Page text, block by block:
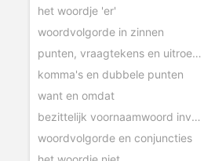
het woordje 'er'
woordvolgorde in zinnen
punten, vraagtekens en uitroeptekens
komma's en dubbele punten
want en omdat
bezittelijk voornaamwoord invullen
woordvolgorde en conjuncties